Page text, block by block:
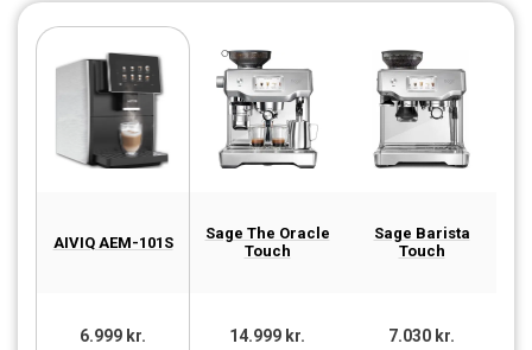
AIVIQ AEM-101S
Sage The Oracle
Touch
Sage Barista
Touch
6.999 kr. 14.999 kr. 7.030 kr.